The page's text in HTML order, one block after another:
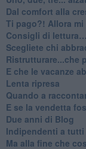
​Dal comfort alla
​Ti pago?! Allora
​Consigli di
​Scegliete chi
​Ristrutturare...che
​E che le vacanze
​Lenta ripresa
​Quando a
​E se la vendetta
​Due anni di Blog
​Indipendenti a
​Ma alla fine che